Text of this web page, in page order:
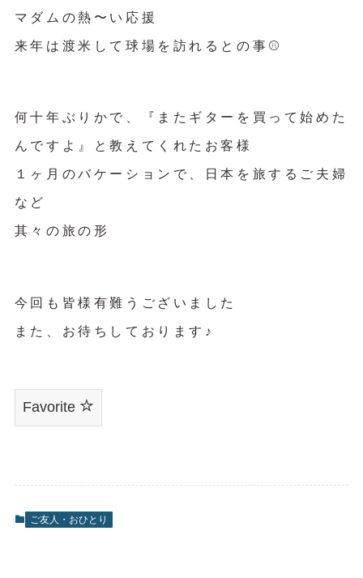
マダムの熱〜い応援
来年は渡米して球場を訪れるとの事⚾️
何十年ぶりかで、『またギターを買って始めた
んですよ』と教えてくれたお客様
１ヶ月のバケーションで、日本を旅するご夫婦
など
其々の旅の形
今回も皆様有難うございました
また、お待ちしております♪
Favorite
ご友人・おひとり